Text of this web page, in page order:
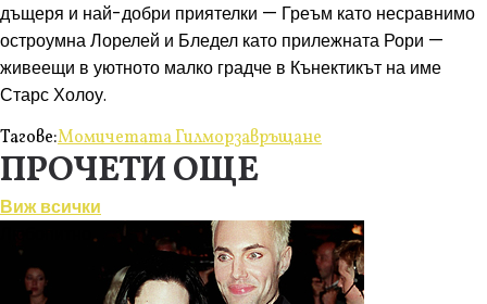
дъщеря и най-добри приятелки — Греъм като несравнимо
остроумна Лорелей и Бледел като прилежната Рори —
живеещи в уютното малко градче в Кънектикът на име
Старс Холоу.
Тагове:Момичетата Гилморзавръщане
ПРОЧЕТИ ОЩЕ
Виж всички